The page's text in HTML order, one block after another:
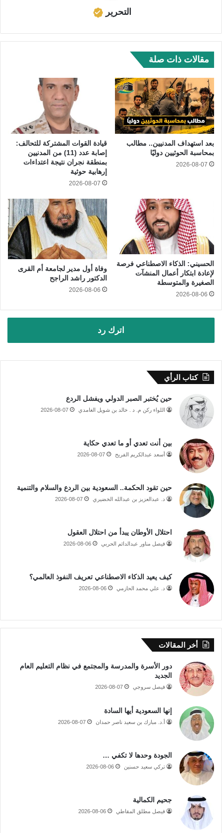
التحرير
مقالات ذات صلة
بعد استهداف المدنيين.. مطالب
بمحاسبة الحوثيين دوليًا
2026-08-07
قيادة القوات المشتركة للتحالف:
إصابة عدد (11) من المدنيين
بمنطقة نجران نتيجة اعتداءات
إرهابية حوثية
2026-08-07
الحسيني: الذكاء الاصطناعي فرصة
لإعادة ابتكار أعمال المنشآت
الصغيرة والمتوسطة
2026-08-06
وفاة أول مدير لجامعة أم القرى
الدكتور راشد الراجح
2026-08-06
اترك رد
كتاب الرأي
حين يُختبر الصبر الدولي ويفشل الردع
اللواء ركن م. د . خالد بن شويل الغامدي 2026-08-07
بين أنت تعدي أو ما تعدي حكاية
أسعد عبدالكريم الفريح 2026-08-07
حين تقود الحكمة.. السعودية بين الردع والسلام والتنمية
د. عبدالعزيز بن عبدالله الخضيري 2026-08-07
احتلال الأوطان يبدأ من احتلال العقول
فيصل مناور عبدالدائم الحربي 2026-08-06
كيف يعيد الذكاء الاصطناعي تعريف النفوذ العالمي؟
د. علي محمد الحازمي 2026-08-06
أخر المقالات
دور الأسرة والمدرسة والمجتمع في نظام التعليم العام
الجديد
فيصل سروجي 2026-08-07
إنها السعودية أيها السادة
أ.د. مبارك بن سعيد ناصر حمدان 2026-08-07
الجودة وحدها لا تكفي …
تركي سعيد حسنين 2026-08-06
جحيم الكمالية
فيصل مطلق المقاطي 2026-08-06